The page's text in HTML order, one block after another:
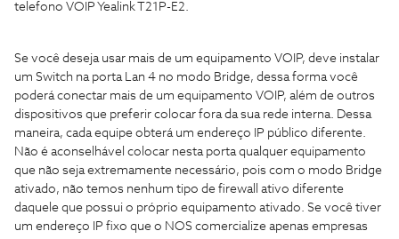
telefono VOIP Yealink T21P-E2.
Se você deseja usar mais de um equipamento VOIP, deve instalar
um Switch na porta Lan 4 no modo Bridge, dessa forma você
poderá conectar mais de um equipamento VOIP, além de outros
dispositivos que preferir colocar fora da sua rede interna. Dessa
maneira, cada equipe obterá um endereço IP público diferente.
Não é aconselhável colocar nesta porta qualquer equipamento
que não seja extremamente necessário, pois com o modo Bridge
ativado, não temos nenhum tipo de firewall ativo diferente
daquele que possui o próprio equipamento ativado. Se você tiver
um endereço IP fixo que o NOS comercialize apenas empresas